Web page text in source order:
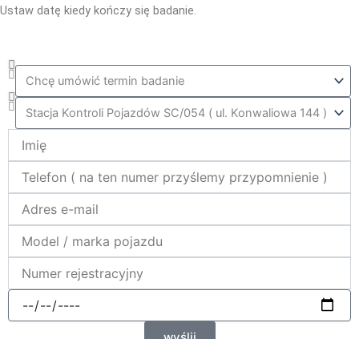
Ustaw datę kiedy kończy się badanie.
Co_zrobic
ktora_stacja
mail
data